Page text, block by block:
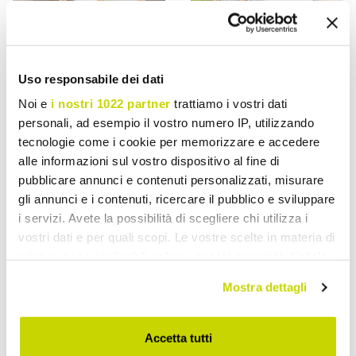
Uso responsabile dei dati
Noi e i nostri 1022 partner trattiamo i vostri dati
personali, ad esempio il vostro numero IP, utilizzando
tecnologie come i cookie per memorizzare e accedere
alle informazioni sul vostro dispositivo al fine di
pubblicare annunci e contenuti personalizzati, misurare
gli annunci e i contenuti, ricercare il pubblico e sviluppare
i servizi. Avete la possibilità di scegliere chi utilizza i
vostri dati e per quali scopi. Le vostre scelte in materia di
modificare o revocare il proprio consenso in qualsiasi
momento dalla Dichiarazione sui cookie o facendo clic
sull'icona di attivazione della privacy.
Mostra dettagli
Accetta tutti
VIADURINI IN THE GARDEN
Poltrona relaxante ao ar
livre em teca e tecelagem
de cordas - Arjuna
€ 503,19 € 718,84 - 30%
Poltrona de jardim em teca
e tecelagem de cordas -
Arjuna
€ 2.065,69 € 2.950,99 - 30%